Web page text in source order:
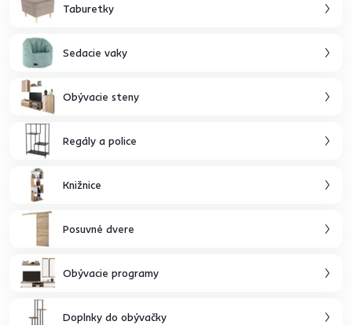
Taburetky
Sedacie vaky
Obývacie steny
Regály a police
Knižnice
Posuvné dvere
Obývacie programy
Doplnky do obývačky